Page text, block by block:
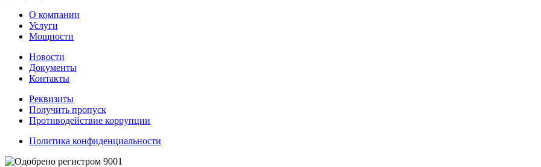
О компании
Услуги
Мощности
Новости
Документы
Контакты
Реквизиты
Получить пропуск
Противодействие коррупции
Политика конфиденциальности